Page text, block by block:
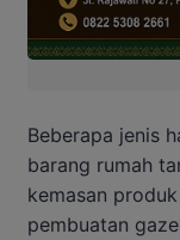
Beberapa jenis
barang rumah
kemasan
pembuatan